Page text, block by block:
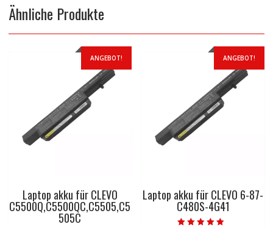
Ähnliche Produkte
ANGEBOT!
Laptop akku für CLEVO
C5500Q,C5500QC,C5505,C5
505C
ANGEBOT!
Laptop akku für CLEVO 6-87-
C480S-4G41